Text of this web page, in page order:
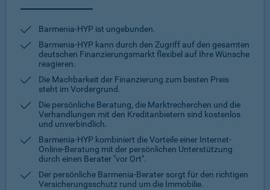
Barmenia-HYP ist ungebunden.
Barmenia-HYP kann durch den Zugriff auf den gesamten
deutschen Finanzierungsmarkt flexibel auf Ihre Wünsche
reagieren.
Die Machbarkeit der Finanzierung zum besten Preis
steht im Vordergrund.
Die persönliche Beratung, die Marktrecherchen und die
Verhandlungen mit den Kreditanbietern sind kostenlos
und unverbindlich.
Barmenia-HYP kombiniert die Vorteile einer Internet-
Online-Beratung mit der persönlichen Unterstützung
durch einen Berater "vor Ort".
Der persönliche Barmenia-Berater sorgt für den richtigen
Versicherungsschutz rund um die Immobilie.